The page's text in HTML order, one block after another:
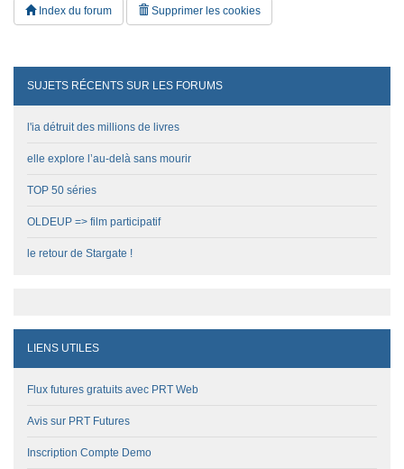
Index du forum Supprimer les cookies
SUJETS RÉCENTS SUR LES FORUMS
l'ia détruit des millions de livres
elle explore l’au-delà sans mourir
TOP 50 séries
OLDEUP => film participatif
le retour de Stargate !
LIENS UTILES
Flux futures gratuits avec PRT Web
Avis sur PRT Futures
Inscription Compte Demo